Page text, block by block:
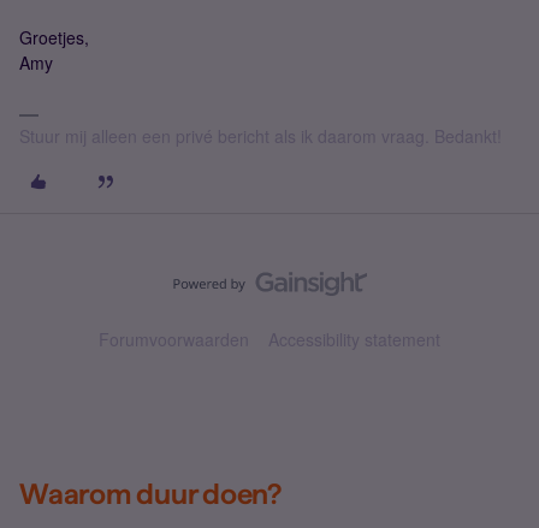
Groetjes,
Amy
Stuur mij alleen een privé bericht als ik daarom vraag. Bedankt!
Forumvoorwaarden Accessibility statement
Waarom duur doen?